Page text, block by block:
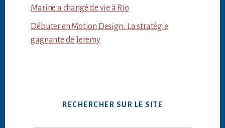
Marine a changé de vie à Rio
Débuter en Motion Design : La stratégie
gagnante de Jeremy
RECHERCHER SUR LE SITE